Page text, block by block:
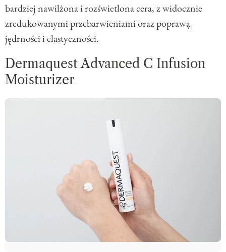
bardziej nawilżona i rozświetlona cera, z widocznie
zredukowanymi przebarwieniami oraz poprawą
jędrności i elastyczności.
Dermaquest Advanced C Infusion
Moisturizer